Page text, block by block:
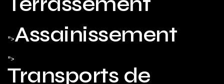
">Assainissement
">
Transports de